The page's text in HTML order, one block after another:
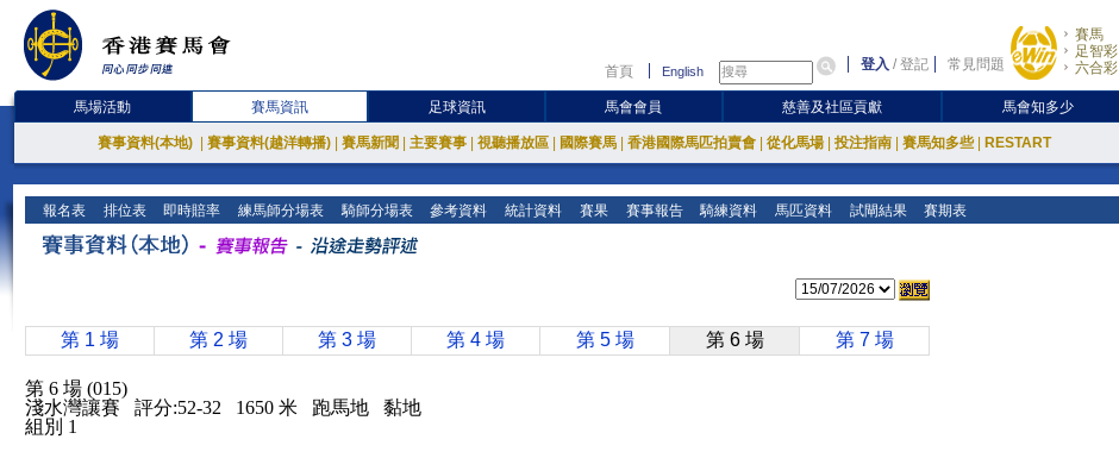
首頁 English 登入 /登記 常見問題
賽馬
足智彩
六合彩
馬場活動 賽馬資訊 足球資訊 馬會會員 慈善及社區貢獻 馬會知多少
賽事資料(本地) 賽事資料(越洋轉播) 賽馬新聞 主要賽事 視聽播放區 國際賽馬 香港國際馬匹拍賣會 從化馬場 投注指南 賽馬知多些 RESTART
報名表 排位表 即時賠率 練馬師分場表 騎師分場表 參考資料 統計資料 賽果 賽事報告 騎練資料 馬匹資料 試閘結果 賽期表
第 1 場 第 2 場 第 3 場 第 4 場 第 5 場 第 6 場 第 7 場
第 6 場 (015)
淺水灣讓賽 評分:52-32 1650 米 跑馬地 黏地
組別 1